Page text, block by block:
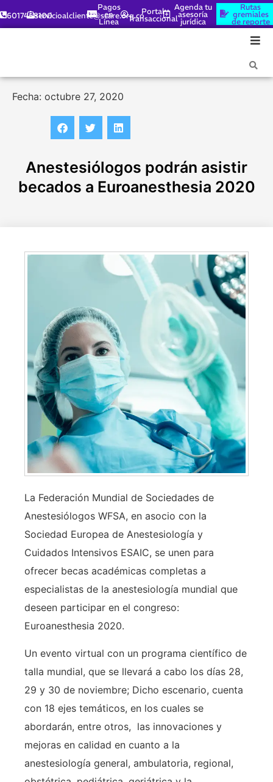
6017448100servicioalcliente@scare.org.co
Pagos
en
Línea
Portal
Transaccional
Agenda tu
asesoría
jurídica
Rutas
gremiales
de reporte
Fecha: octubre 27, 2020
Anestesiólogos podrán asistir
becados a Euroanesthesia 2020
La Federación Mundial de Sociedades de
Anestesiólogos WFSA, en asocio con la
Sociedad Europea de Anestesiología y
Cuidados Intensivos ESAIC, se unen para
ofrecer becas académicas completas a
especialistas de la anestesiología mundial que
deseen participar en el congreso:
Euroanesthesia 2020.
Un evento virtual con un programa científico de
talla mundial, que se llevará a cabo los días 28,
29 y 30 de noviembre; Dicho escenario, cuenta
con 18 ejes temáticos, en los cuales se
abordarán, entre otros, las innovaciones y
mejoras en calidad en cuanto a la
anestesiología general, ambulatoria, regional,